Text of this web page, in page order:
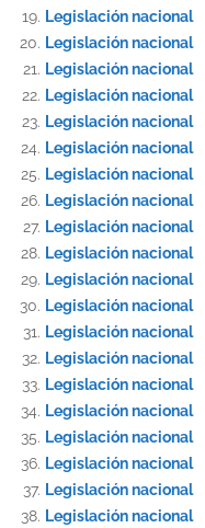
Legislación nacional
Legislación nacional
Legislación nacional
Legislación nacional
Legislación nacional
Legislación nacional
Legislación nacional
Legislación nacional
Legislación nacional
Legislación nacional
Legislación nacional
Legislación nacional
Legislación nacional
Legislación nacional
Legislación nacional
Legislación nacional
Legislación nacional
Legislación nacional
Legislación nacional
Legislación nacional